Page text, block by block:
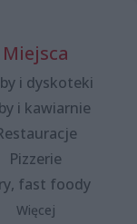
Miejsca
i dyskoteki
i kawiarnie
Pizzerie
fast foody
Więcej